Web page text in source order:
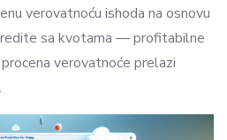
verovatnoću ishoda na osnovu
sa kvotama — profitabilne
verovatnoće prelazi